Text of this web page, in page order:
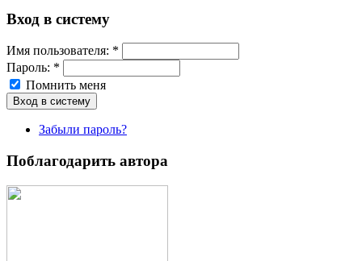
Вход в систему
Имя пoльзовaтeля: *
Пароль: *
Помнить меня
Забыли пароль?
Поблагодарить автора